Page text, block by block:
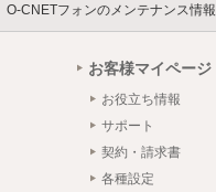
O-CNETフォンのメンテナンス情報
お客様マイページ
お役立ち情報
サポート
契約・請求書
各種設定